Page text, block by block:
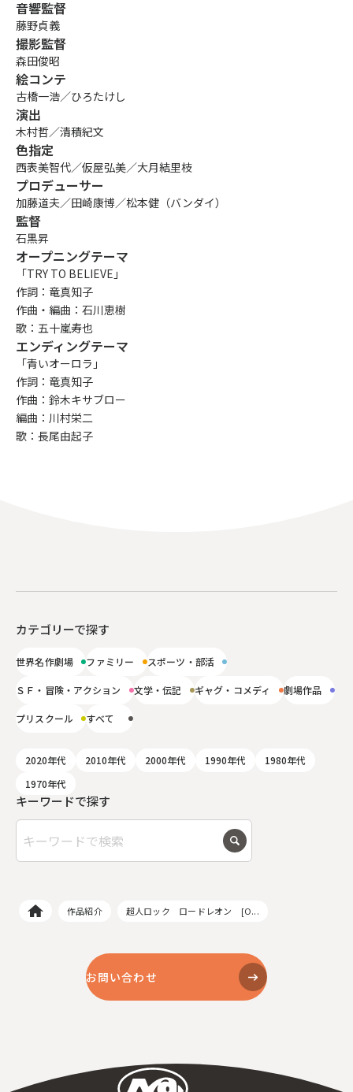
音響監督
藤野貞義
撮影監督
森田俊昭
絵コンテ
古橋一浩／ひろたけし
演出
木村哲／清積紀文
色指定
西表美智代／仮屋弘美／大月結里枝
プロデューサー
加藤道夫／田崎康博／松本健（バンダイ）
監督
石黒昇
オープニングテーマ
「TRY TO BELIEVE」
作詞：竜真知子
作曲・編曲：石川恵樹
歌：五十嵐寿也
エンディングテーマ
「青いオーロラ」
作詞：竜真知子
作曲：鈴木キサブロー
編曲：川村栄二
歌：長尾由起子
キーワードで探す
カテゴリーで探す
世界名作劇場 ファミリー スポーツ・部活
ＳＦ・冒険・アクション 文学・伝記 ギャグ・コメディ 劇場作品
プリスクール すべて
2020年代 2010年代 2000年代 1990年代
1980年代
1970年代
作品紹介 超人ロック ロードレオン [O...
お問い合わせ